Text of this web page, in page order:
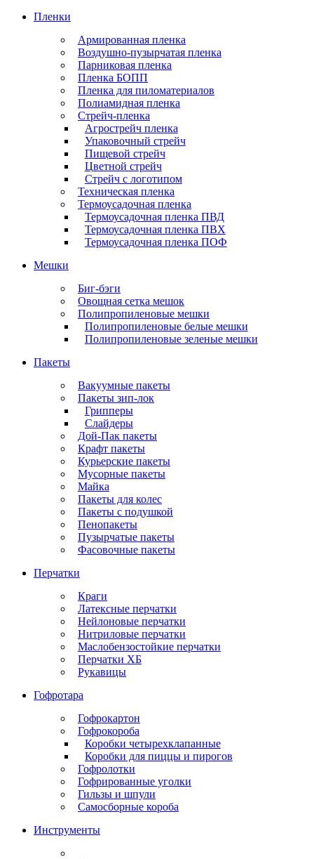
Пленки
Армированная пленка
Воздушно-пузырчатая пленка
Парниковая пленка
Пленка БОПП
Пленка для пиломатериалов
Полиамидная пленка
Стрейч-пленка
Агрострейч пленка
Упаковочный стрейч
Пищевой стрейч
Цветной стрейч
Стрейч с логотипом
Техническая пленка
Термоусадочная пленка
Термоусадочная пленка ПВД
Термоусадочная пленка ПВХ
Термоусадочная пленка ПОФ
Мешки
Биг-бэги
Овощная сетка мешок
Полипропиленовые мешки
Полипропиленовые белые мешки
Полипропиленовые зеленые мешки
Пакеты
Вакуумные пакеты
Пакеты зип-лок
Грипперы
Слайдеры
Дой-Пак пакеты
Крафт пакеты
Курьерские пакеты
Мусорные пакеты
Майка
Пакеты для колес
Пакеты с подушкой
Пенопакеты
Пузырчатые пакеты
Фасовочные пакеты
Перчатки
Краги
Латексные перчатки
Нейлоновые перчатки
Нитриловые перчатки
Маслобензостойкие перчатки
Перчатки ХБ
Рукавицы
Гофротара
Гофрокартон
Гофрокороба
Коробки четырехклапанные
Коробки для пиццы и пирогов
Гофролотки
Гофрированные уголки
Гильзы и шпули
Самосборные короба
Инструменты